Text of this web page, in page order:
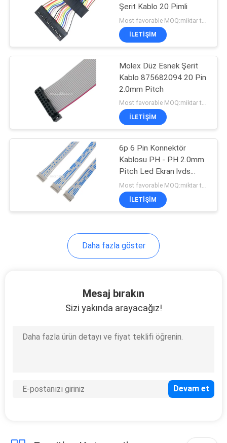
JST Kablo Demeti
33
Molex Kablo Montajı
Yüksek Hızlı Usb
Şerit Kablo 20 Pimli
İLETIŞIM
Molex Düz Esnek Şerit
Kablo 875682094 20 Pin
2.0mm Pitch
Most favorable MOQ:miktar tartışılabilir
İLETIŞIM
6p 6 Pin Konnektör
Kablosu PH - PH 2.0mm
Pitch Led Ekran lvds
ekran konektörü
Most favorable MOQ:miktar tartışılabilir
İLETIŞIM
Daha fazla göster
Mesaj bırakın
Sizi yakında arayacağız!